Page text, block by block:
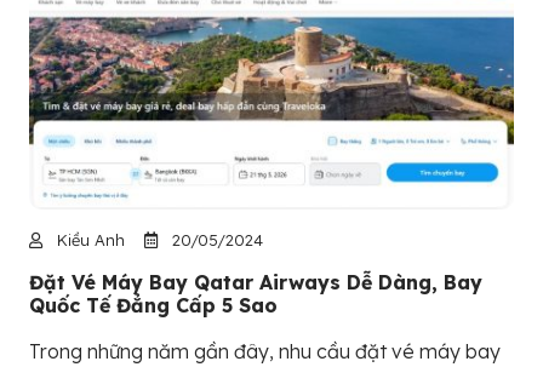
Kiều Anh 20/05/2024
Đặt Vé Máy Bay Qatar Airways Dễ Dàng, Bay
Quốc Tế Đẳng Cấp 5 Sao
Trong những năm gần đây, nhu cầu đặt vé máy bay